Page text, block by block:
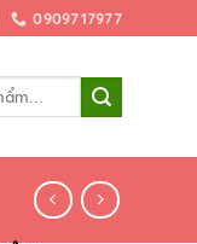
0909717977